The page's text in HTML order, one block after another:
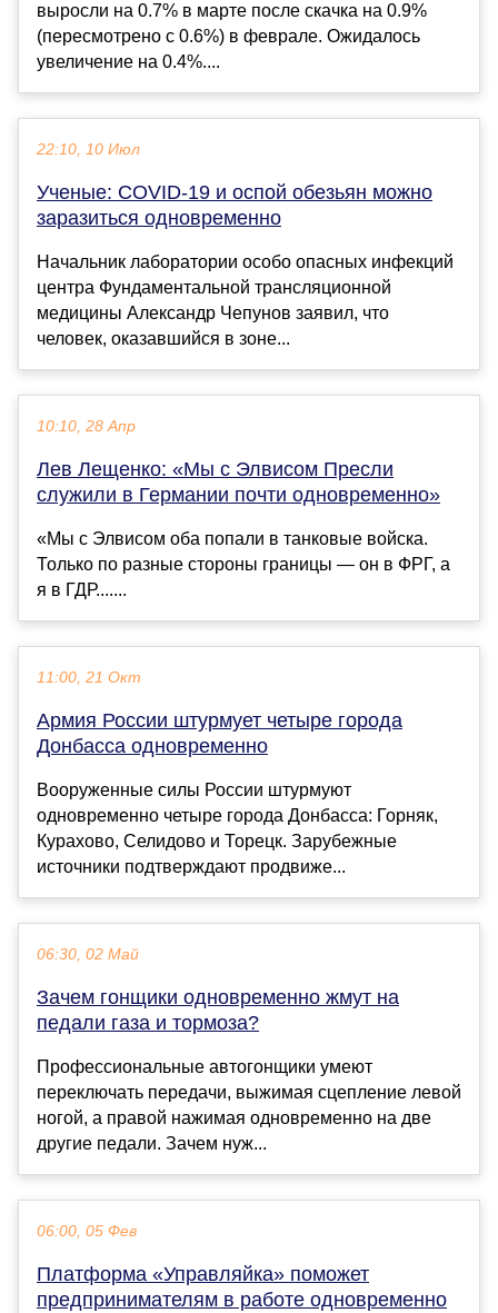
выросли на 0.7% в марте после скачка на 0.9%
(пересмотрено с 0.6%) в феврале. Ожидалось
увеличение на 0.4%....
22:10, 10 Июл
Ученые: COVID-19 и оспой обезьян можно
заразиться одновременно
Начальник лаборатории особо опасных инфекций
центра Фундаментальной трансляционной
медицины Александр Чепунов заявил, что
человек, оказавшийся в зоне...
10:10, 28 Апр
Лев Лещенко: «Мы с Элвисом Пресли
служили в Германии почти одновременно»
«Мы с Элвисом оба попали в танковые войска.
Только по разные стороны границы — он в ФРГ, а
я в ГДР.......
11:00, 21 Окт
Армия России штурмует четыре города
Донбасса одновременно
Вооруженные силы России штурмуют
одновременно четыре города Донбасса: Горняк,
Курахово, Селидово и Торецк. Зарубежные
источники подтверждают продвиже...
06:30, 02 Май
Зачем гонщики одновременно жмут на
педали газа и тормоза?
Профессиональные автогонщики умеют
переключать передачи, выжимая сцепление левой
ногой, а правой нажимая одновременно на две
другие педали. Зачем нуж...
06:00, 05 Фев
Платформа «Управляйка» поможет
предпринимателям в работе одновременно